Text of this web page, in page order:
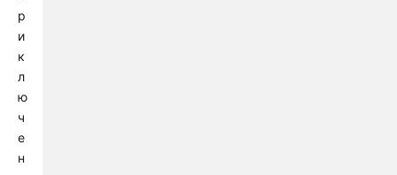
р
и
к
л
ю
ч
е
н